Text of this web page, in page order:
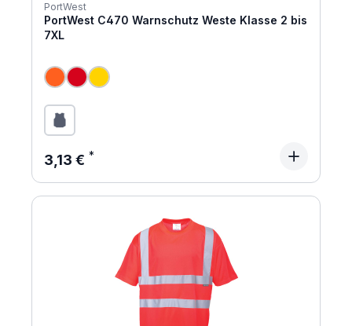
PortWest
PortWest C470 Warnschutz Weste Klasse 2 bis
7XL
Regulärer Preis:
3,13 €